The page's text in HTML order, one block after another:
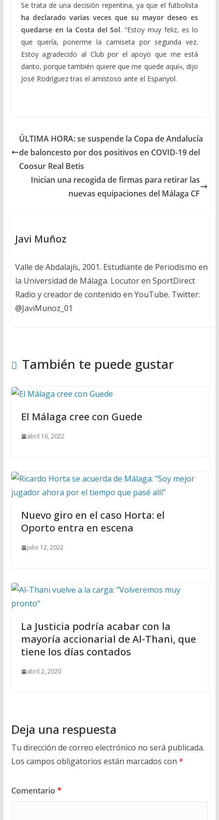
Se trata de una decisión repentina, ya que el futbolista
ha declarado varias veces que su mayor deseo es
quedarse en la Costa del Sol. “Estoy muy feliz, es lo
que quería, ponerme la camiseta por segunda vez.
Estoy agradecido al Club por el apoyo que me está
danto, porque también quiere que me quede aquí», dijo
José Rodríguez tras el amistoso ante el Espanyol.
ÚLTIMA HORA: se suspende la Copa de Andalucía
de baloncesto por dos positivos en COVID-19 del
Coosur Real Betis
Inician una recogida de firmas para retirar las
nuevas equipaciones del Málaga CF
Javi Muñoz
Valle de Abdalajís, 2001. Estudiante de Periodismo en
la Universidad de Málaga. Locutor en SportDirect
Radio y creador de contenido en YouTube. Twitter:
@JaviMunoz_01
También te puede gustar
El Málaga cree con Guede
abril 16, 2022
Nuevo giro en el caso Horta: el
Oporto entra en escena
julio 12, 2022
La Justicia podría acabar con la
mayoría accionarial de Al-Thani, que
tiene los días contados
abril 2, 2020
Deja una respuesta
Tu dirección de correo electrónico no será publicada.
Los campos obligatorios están marcados con *
Comentario *